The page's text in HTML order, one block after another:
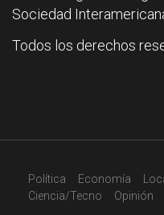
Sociedad
Todos los derechos
Política Economía
Ciencia/Tecno
Opinión